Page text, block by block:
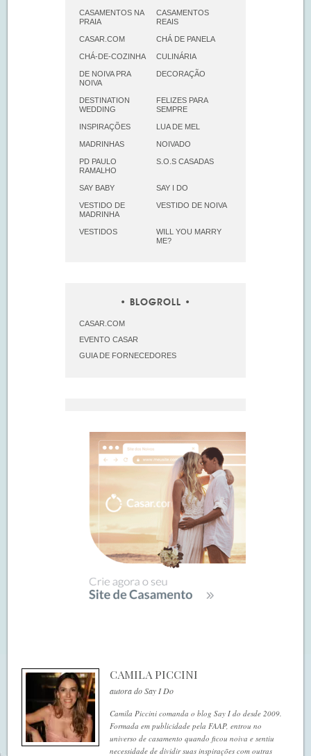
CASAMENTOS NA
PRAIA
CASAMENTOS
REAIS
CASAR.COM CHÁ DE PANELA
CHÁ-DE-COZINHA CULINÁRIA
DE NOIVA PRA
NOIVA
DECORAÇÃO
DESTINATION
WEDDING
FELIZES PARA
SEMPRE
INSPIRAÇÕES LUA DE MEL
MADRINHAS NOIVADO
PD PAULO
RAMALHO
S.O.S CASADAS
SAY BABY SAY I DO
VESTIDO DE
MADRINHA
VESTIDO DE NOIVA
VESTIDOS
WILL YOU MARRY
ME?
BLOGROLL
CASAR.COM
EVENTO CASAR
GUIA DE FORNECEDORES
CAMILA PICCINI
autora do Say I Do
Camila Piccini comanda o blog Say I do desde 2009.
Formada em publicidade pela FAAP, entrou no
universo de casamento quando ficou noiva e sentiu
necessidade de dividir suas inspirações com outras